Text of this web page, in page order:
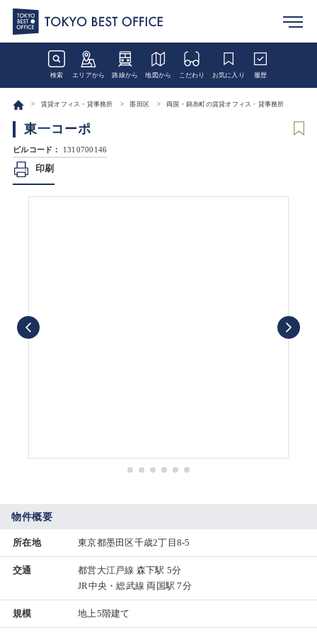
検索 エリアから 路線から 地図から こだわり お気に入り 履歴
賃貸オフィス・貸事務所 墨田区 両国・錦糸町の賃貸オフィス・貸事務所
東一コーポ
ビルコード： 1310700146
印刷
物件概要
所在地 東京都墨田区千歳2丁目8-5
交通
都営大江戸線 森下駅 5分
JR中央・総武線 両国駅 7分
規模 地上5階建て